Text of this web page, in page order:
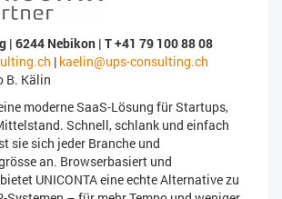
| 6244 Nebikon | T +41 79 100 88 08
| kaelin@ups-consulting.ch
B. Kälin
moderne SaaS-Lösung für Startups,
Schnell, schlank und einfach
sie sich jeder Branche und
an. Browserbasiert und
UNICONTA eine echte Alternative zu